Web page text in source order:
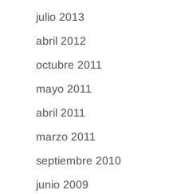
julio 2013
abril 2012
octubre 2011
mayo 2011
abril 2011
marzo 2011
septiembre 2010
junio 2009